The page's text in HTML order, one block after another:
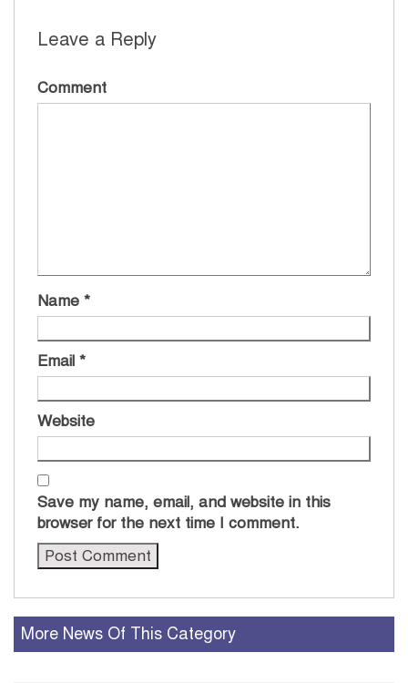
Leave a Reply
Comment
Name *
Email *
Website
Save my name, email, and website in this
browser for the next time I comment.
More News Of This Category